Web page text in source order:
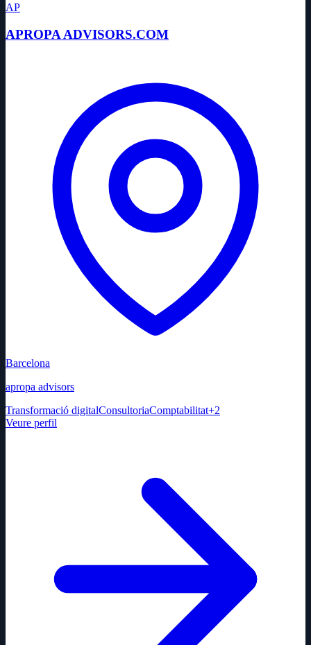
AP
APROPA ADVISORS.COM
Barcelona
apropa advisors
Transformació digitalConsultoriaComptabilitat+2
Veure perfil